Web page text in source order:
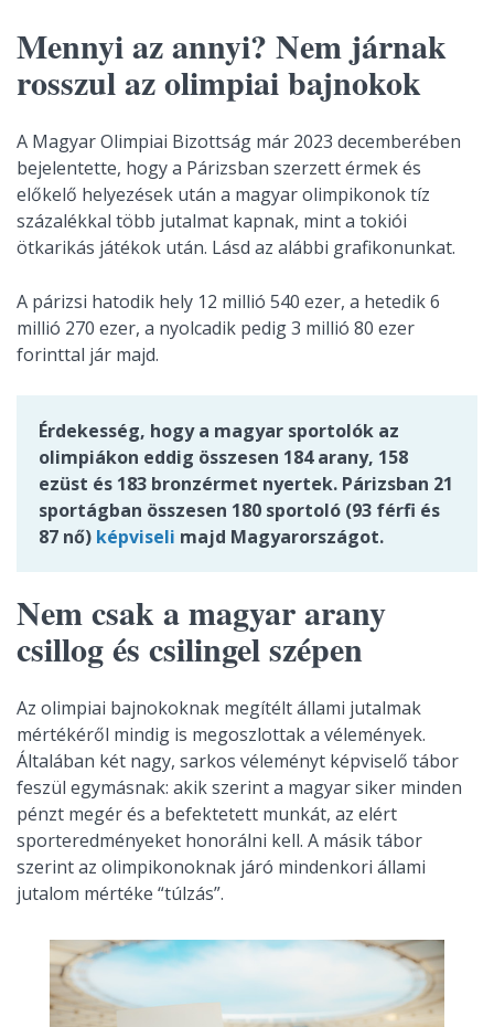
Mennyi az annyi? Nem járnak
rosszul az olimpiai bajnokok
A Magyar Olimpiai Bizottság már 2023 decemberében
bejelentette, hogy a Párizsban szerzett érmek és
előkelő helyezések után a magyar olimpikonok tíz
százalékkal több jutalmat kapnak, mint a tokiói
ötkarikás játékok után. Lásd az alábbi grafikonunkat.
A párizsi hatodik hely 12 millió 540 ezer, a hetedik 6
millió 270 ezer, a nyolcadik pedig 3 millió 80 ezer
forinttal jár majd.
Érdekesség, hogy a magyar sportolók az
olimpiákon eddig összesen 184 arany, 158
ezüst és 183 bronzérmet nyertek. Párizsban 21
sportágban összesen 180 sportoló (93 férfi és
87 nő) képviseli majd Magyarországot.
Nem csak a magyar arany
csillog és csilingel szépen
Az olimpiai bajnokoknak megítélt állami jutalmak
mértékéről mindig is megoszlottak a vélemények.
Általában két nagy, sarkos véleményt képviselő tábor
feszül egymásnak: akik szerint a magyar siker minden
pénzt megér és a befektetett munkát, az elért
sporteredményeket honorálni kell. A másik tábor
szerint az olimpikonoknak járó mindenkori állami
jutalom mértéke “túlzás”.